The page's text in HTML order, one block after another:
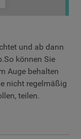
und ab dann
können Sie
Auge behalten
nicht regelmäßig
teilen.